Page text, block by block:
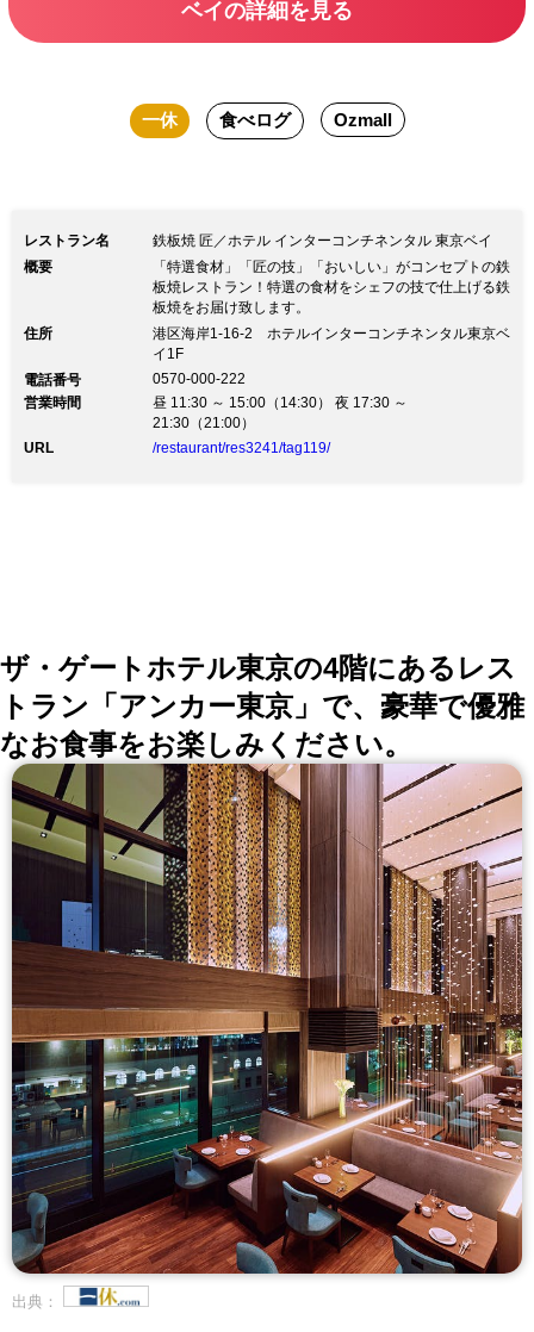
ゴージャスなソファー席にて優雅なクリ
ベイの詳細を見る
一休 食べログ Ozmall
レストラン名
鉄板焼 匠／ホテル インターコンチネンタル 東京ベイ
概要
「特選食材」「匠の技」「おいしい」がコンセプトの鉄
板焼レストラン！特選の食材をシェフの技で仕上げる鉄
板焼をお届け致します。
住所
港区海岸1-16-2 ホテルインターコンチネンタル東京ベ
イ1F
電話番号
0570-000-222
営業時間
昼 11:30 ～ 15:00（14:30） 夜 17:30 ～
21:30（21:00）
URL
/restaurant/res3241/tag119/
ザ・ゲートホテル東京の4階にあるレス
トラン「アンカー東京」で、豪華で優雅
なお食事をお楽しみください。
出典：